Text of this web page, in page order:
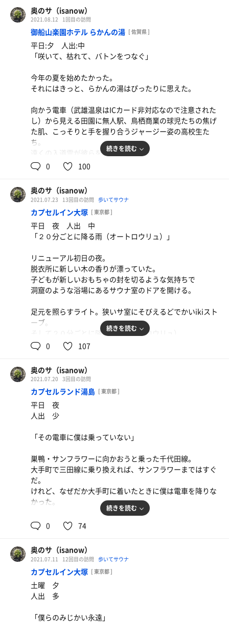
捨てられなかったもの、くっついてきてしまったもの、遠
くに見えるもの、見落としてきたもの、なくしたくないも
の。
雨はもう、やんでいた。
高温サウナ、セルフロウリュサウナ、からふろ。
グルシンの水風呂からのサウナ内の水風呂に浮かぼうとす
るが、すぐに沈んでしまう。
サウナに入り、目をつぶる。
ストーンの焼ける音。自分の鼓動。
何かが剥がれ落ちる音が聞こえた気がした。
水風呂に入り、休憩していると、また何かが剥がれ落ちる
音が聞こえる。
に、何が剥がれ落ちるっていうんだ？」
からふろでほうじ茶をロウリュし、目をつぶり、寝転ぶ。
水滴が壺に落ちる音の遠くで、何かが剥がれ落ちる音が耳
裸で畳に寝転び、蒸気を全身に浴びる。
竹原ピストル君の歌声を思い出した。
「確かにぼくはここにいるけれど」とピストル君は歌う。
「確かなぼくはどこにいるんだろ」
蒸気が目の端に溜まり、水滴が頬を伝っていった。
「もしも、この水滴をロウリュにしたら」と僕は言う。
「誰かをあたためることができるだろうか？」
壺に落ちる水滴だけが返事をしてくれていた。
水風呂に入り、浮かぶ。
沈むことなく、なぜだか、ずっと浮かんでいられた。
剥がれ落ちる音はもう聞こえない。
「確かなぼくは」と僕は口ずさむ。
歩いた距離
奥のサ（isanow）
2021.08.12 1回目の訪問
御船山楽園ホテル らかんの湯 [ 佐賀県 ]
平日:夕 人出:中
「咲いて、枯れて、バトンをつなぐ」
今年の夏を始めたかった。
それにはきっと、らかんの湯はぴったりに思えた。
向かう電車（武雄温泉はICカード非対応なので注意された
し）から見える田園に無人駅、鳥栖商業の球児たちの焦げ
た肌、こっそりと手を握り合うジャージー姿の高校生た
ち。
遠くの入道雲が彼らを見守っていた。
入館するとチームラボが出迎えてくれる。
ホテルへの入り口であるとともに、非日常への入り口でも
あった。
別の世界へと連れていってもらえるトンネルのような廊下
を歩くと「湯」ののれんが見えてくる。
サウナ室は「漆黒」と表現したほうがよいかもしれない。
暗闇ではなく「漆黒」だ。
入室してから数秒、何も見えない。ほんの少し差し込む外
光により、ストーブだけが見えるが、座席はほぼ見えな
あるのに誰も気づかない3段目に気づいたのは何セット目
だったか。
ドアの開閉による一瞬の光だけが存在を教えてくれる。
ら、男性側はやはり「闇」ではなく「黒」だろう。
外気浴中、熱いほうじ茶をすすりながら、御船山の森を見
つめる。たくさんの音が僕を包んでいた。森を通り抜ける
風の音。虫たちの愛のささやき。
そこには「生」があった。けれど、足元には「死」があっ
た。彼らはそれを繰り返していく。
春がきたら、芽を伸ばし
夏で大きく成長し
秋に落ち葉で土壌を豊かにし
冬は眠りにつく。
咲いて、枯れて、バトンをつなぐ。
それだけだったし、それだけで十分だった。
電車の中の景色を思い出す。
あのころの僕もいたかもしれない。
彼ら（僕ら）に伝えてあげたいことがあった。
でも、きっと余計なお世話だ。
かわりに明日の僕に伝えておこう。
日なのだ」
続きを読む
0 100
奥のサ（isanow）
2021.07.23 13回目の訪問 歩いてサウナ
カプセルイン大塚 [ 東京都 ]
平日 夜 人出 中
「２０分ごとに降る雨（オートロウリュ）」
リニューアル初日の夜。
脱衣所に新しい木の香りが漂っていた。
子どもが新しいおもちゃの封を切るような気持ちで
洞窟のような浴場にあるサウナ室のドアを開ける。
足元を照らすライト。狭いサ室にそびえるどでかいikiスト
ーブ。
そして２０分ごとに降る雨（オートロウリュ）。
つぶさに見ていた身としては
不思議な感動を覚えた。
毎時００時、２０分、４０分というペース
２０分ごとのロウリュだから
１セット目のタイミングさえ調整すれば、毎回ロウリュを
たまらなくうれしい。
ロウリュ可能の施設になったことで
アウフグースイベントなども打っていくのだとした
ら・・・
そんな妄想をしながら、大塚の線路沿いを歩いて帰った。
山手線沿線で駅徒歩近くで
基本的なアメニティーが揃っていて
持ち込みもOKで、漫画も読める施設は
きっと多くないはずだ。
僕らの日常にそっと寄り添ってくれるCIOの洞窟に
ぜひ、あなたも探検しにきてみてください。
続きを読む
0 107
奥のサ（isanow）
2021.07.20 3回目の訪問
カプセルランド湯島 [ 東京都 ]
平日 夜
人出 少
「その電車に僕は乗っていない」
巣鴨・サンフラワーに向かおうと乗った千代田線。
大手町で三田線に乗り換えれば、サンフラワーまではすぐ
だ。
けれど、なぜだか大手町に着いたときに僕は電車を降りな
かった。
気づいたら湯島で下車していた。
湯島駅から徒歩30秒のカプセルランド湯島。
脱衣所のエアコンが不調らしい。
たしかに暑い。
けれど、サウナから出たあとは涼しく感じられる。
視座なのだ。結局のところ。
自分がどこにいるかで世界の見え方は変わるのだ。
生きることはもしかしたら、それほど難しくないかもしれ
続きを読む
0 74
奥のサ（isanow）
2021.07.11 12回目の訪問 歩いてサウナ
カプセルイン大塚 [ 東京都 ]
土曜 夕
人出 多
「僕らのみじかい永遠」